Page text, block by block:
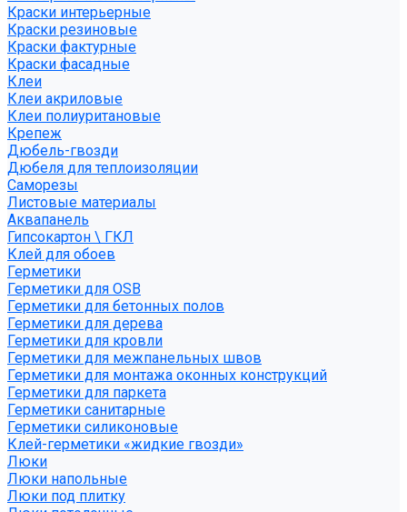
Краски интерьерные
Краски резиновые
Краски фактурные
Краски фасадные
Клеи
Клеи акриловые
Клеи полиуритановые
Крепеж
Дюбель-гвозди
Дюбеля для теплоизоляции
Саморезы
Листовые материалы
Аквапанель
Гипсокартон \ ГКЛ
Клей для обоев
Герметики
Герметики для OSB
Герметики для бетонных полов
Герметики для дерева
Герметики для кровли
Герметики для межпанельных швов
Герметики для монтажа оконных конструкций
Герметики для паркета
Герметики санитарные
Герметики силиконовые
Клей-герметики «жидкие гвозди»
Люки
Люки напольные
Люки под плитку